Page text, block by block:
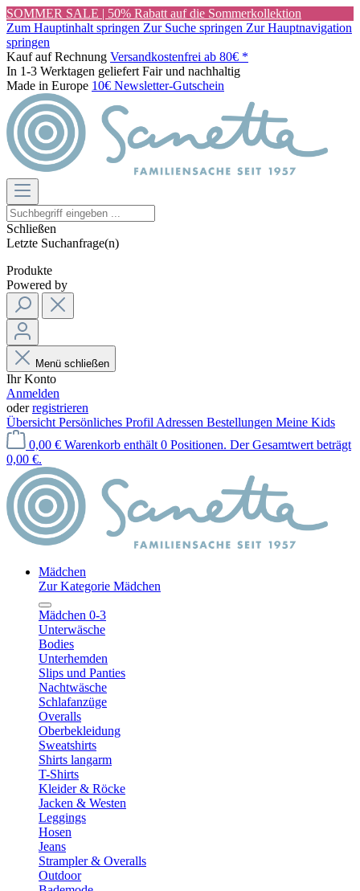
SOMMER SALE | 50% Rabatt auf die Sommerkollektion
Zum Hauptinhalt springen Zur Suche springen Zur Hauptnavigation
springen
Kauf auf Rechnung Versandkostenfrei ab 80€ *
In 1-3 Werktagen geliefert Fair und nachhaltig
Made in Europe 10€ Newsletter-Gutschein
Schließen
Letzte Suchanfrage(n)
Produkte
Powered by
Menü schließen
Ihr Konto
Anmelden
oderregistrieren
Übersicht Persönliches Profil Adressen Bestellungen Meine Kids
0,00 € Warenkorb enthält 0 Positionen. Der Gesamtwert beträgt
0,00 €.
Mädchen
Zur Kategorie Mädchen
Mädchen 0-3
Unterwäsche
Bodies
Unterhemden
Slips und Panties
Nachtwäsche
Schlafanzüge
Overalls
Oberbekleidung
Sweatshirts
Shirts langarm
T-Shirts
Kleider & Röcke
Jacken & Westen
Leggings
Hosen
Jeans
Strampler & Overalls
Outdoor